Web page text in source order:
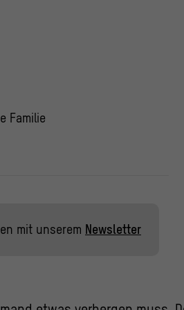
Familie
mit unserem Newsletter